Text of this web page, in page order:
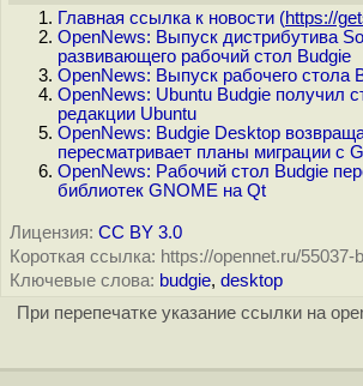
Главная ссылка к новости (https://
OpenNews: Выпуск дистрибутива
развивающего рабочий стол Budgie
OpenNews: Выпуск рабочего стола
OpenNews: Ubuntu Budgie получил
редакции Ubuntu
OpenNews: Budgie Desktop
пересматривает планы миграции c
OpenNews: Рабочий стол Budgie
библиотек GNOME на Qt
Лицензия: CC BY 3.0
Короткая ссылка: https://opennet.ru/55037-
Ключевые слова: budgie, desktop
При перепечатке указание ссылки на